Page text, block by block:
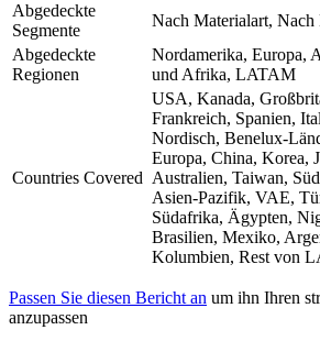
Abgedeckte
Segmente
Nach Materialart, Nach
Abgedeckte
Regionen
Nordamerika, Europa,
und Afrika, LATAM
Countries Covered
USA, Kanada,
Frankreich, Spanien,
Nordisch, Benelux-
Europa, China, Korea,
Australien, Taiwan,
Asien-Pazifik, VAE,
Südafrika, Ägypten,
Brasilien, Mexiko,
Kolumbien, Rest von
Passen Sie diesen Bericht an um ihn Ihren
anzupassen